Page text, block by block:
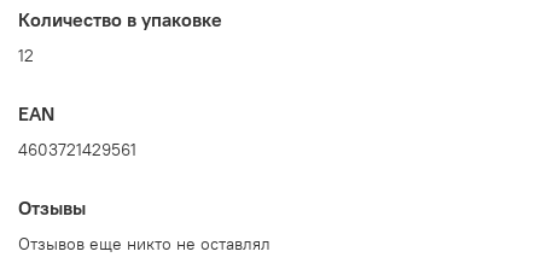
Ширина18,5
Количество в упаковке
12
EAN
4603721429561
Отзывы
Отзывов еще никто не оставлял